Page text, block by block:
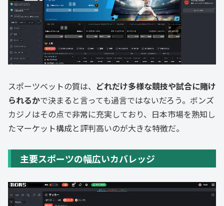
スポーツベットの質は、 どれだけ多様な競技や試合に賭け
られるかで決まると言っても過言ではないだろう。ボンズ
カジノはその点で非常に充実しており、日本市場を熟知し
たマーケット構成と評判高いのが大きな特徴だ。
主要スポーツの幅広いカバレッジ